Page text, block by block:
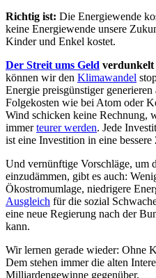
Richtig ist: Die Energiewende
keine Energiewende unsere
Kinder und Enkel kostet.
Der Streit ums Geld verdunkelt
können wir den Klimawandel
Energie preisgünstiger
Folgekosten wie bei Atom oder
Wind schicken keine Rechnung,
immerteurer werden. Jede
ist eine Investition in eine
Und vernünftige Vorschläge, um
einzudämmen, gibt es auch:
Ökostromumlage, niedrigere
Ausgleich für die sozial
eine neue Regierung nach der
kann.
Wir lernen gerade wieder: Ohne
Dem stehen immer die alten
Milliardengewinne gegenüber.